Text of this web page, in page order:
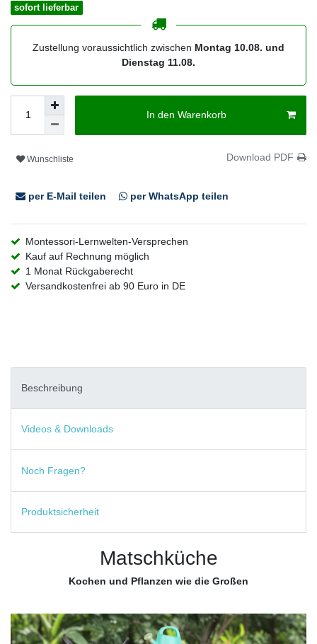
sofort lieferbar
Zustellung voraussichtlich zwischen Montag 10.08. und
Dienstag 11.08.
In den Warenkorb
Wunschliste Download PDF
per E-Mail teilen per WhatsApp teilen
Montessori-Lernwelten-Versprechen
Kauf auf Rechnung möglich
1 Monat Rückgaberecht
Versandkostenfrei ab 90 Euro in DE
Beschreibung
Videos & Downloads
Noch Fragen?
Produktsicherheit
Matschküche
Kochen und Pflanzen wie die Großen